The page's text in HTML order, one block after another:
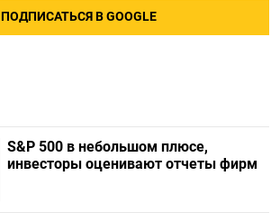
ПОДПИСАТЬСЯ В GOOGLE
S&P 500 в небольшом плюсе,
инвесторы оценивают отчеты фирм